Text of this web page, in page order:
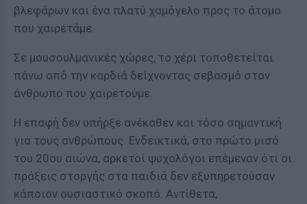
βλεφάρων και ένα πλατύ χαμόγελο προς το άτομο
που χαιρετάμε.
Σε μουσουλμανικές χώρες, το χέρι τοποθετείται
πάνω από την καρδιά δείχνοντας σεβασμό στον
άνθρωπο που χαιρετούμε.
Η επαφή δεν υπήρξε ανέκαθεν και τόσο σημαντική
για τους ανθρώπους. Ενδεικτικά, στο πρώτο μισό
του 20ου αιώνα, αρκετοί ψυχολόγοι επέμεναν ότι οι
πράξεις στοργής στα παιδιά δεν εξυπηρετούσαν
κάποιον ουσιαστικό σκοπό. Αντίθετα,